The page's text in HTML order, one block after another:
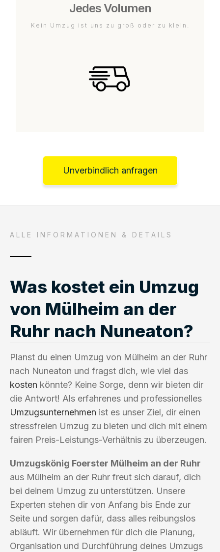
Jedes Volumen
Kein Umzug ist uns zu groß oder zu klein.
Unverbindlich anfragen
ALLE INFORMATIONEN & DETAILS
Was kostet ein Umzug
von Mülheim an der
Ruhr nach Nuneaton?
Planst du einen Umzug von Mülheim an der Ruhr
nach Nuneaton und fragst dich, wie viel das
kosten könnte? Keine Sorge, denn wir bieten dir
die Antwort! Als erfahrenes und professionelles
Umzugsunternehmen ist es unser Ziel, dir einen
stressfreien Umzug zu bieten und dich mit einem
fairen Preis-Leistungs-Verhältnis zu überzeugen.
Umzugskönig Foerster Mülheim an der Ruhr
aus Mülheim an der Ruhr freut sich darauf, dich
bei deinem Umzug zu unterstützen. Unsere
Experten stehen dir von Anfang bis Ende zur
Seite und sorgen dafür, dass alles reibungslos
abläuft. Wir übernehmen für dich die Planung,
Organisation und Durchführung deines Umzugs